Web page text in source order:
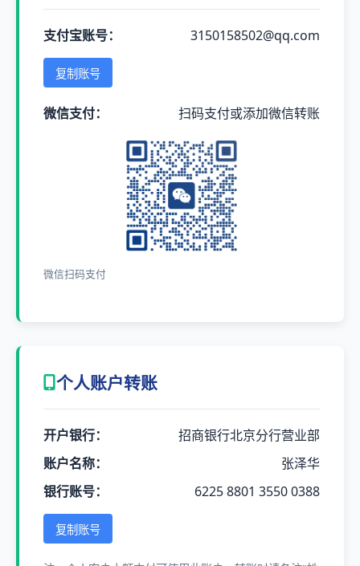
支付宝账号： 3150158502@qq.com
复制账号
微信支付： 扫码支付或添加微信转账
微信扫码支付
个人账户转账
开户银行：
招商银行北京分行营业部
账户名称：
张泽华
银行账号：
6225 8801 3550 0388
复制账号